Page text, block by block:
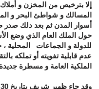
إلا بترخيص من المخزن و
المسالك و شواطئ البحر و
حول الملك العام الذي وضع
للدولة و الجماعات
عدم قابلية تفويته أو تملكه
الملكية العامة و مسطرة